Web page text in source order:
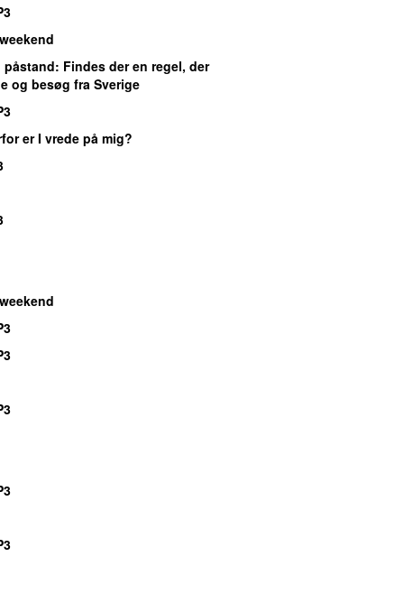
påstand: Findes der en regel, der
og besøg fra Sverige
er I vrede på mig?